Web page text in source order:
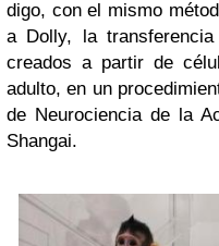
digo, con el mismo
a Dolly, la
creados a partir de
adulto, en un
de Neurociencia de la
Shangai.